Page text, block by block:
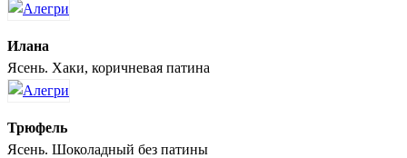
Илана
Ясень. Хаки, коричневая патина
Трюфель
Ясень. Шоколадный без патины